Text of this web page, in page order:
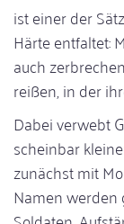
ist einer der
Härte entfaltet:
auch
reißen, in der
Dabei verwebt
scheinbar
zunächst mit
Namen werden